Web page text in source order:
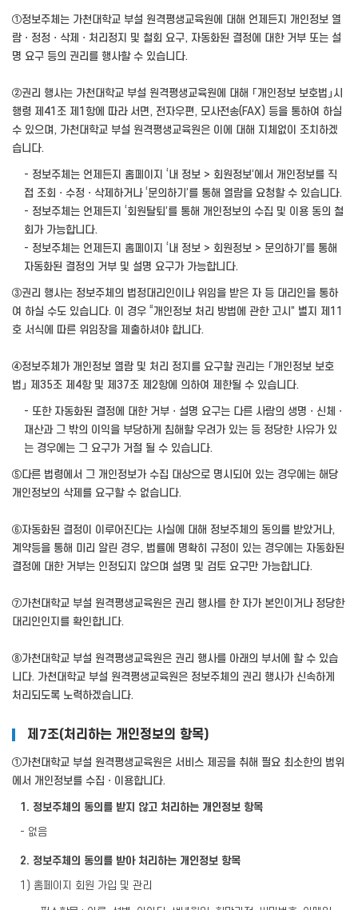
①정보주체는 가천대학교 부설 원격평생교육원에 대해 언제든지 개인정보 열
람ㆍ정정ㆍ삭제ㆍ처리정지 및 철회 요구, 자동화된 결정에 대한 거부 또는 설
명 요구 등의 권리를 행사할 수 있습니다.
②권리 행사는 가천대학교 부설 원격평생교육원에 대해 「개인정보 보호법」시
행령 제41조 제1항에 따라 서면, 전자우편, 모사전송(FAX) 등을 통하여 하실
수 있으며, 가천대학교 부설 원격평생교육원은 이에 대해 지체없이 조치하겠
습니다.
- 정보주체는 언제든지 홈페이지 ‘내 정보 > 회원정보’에서 개인정보를 직
접 조회ㆍ수정ㆍ삭제하거나 ‘문의하기’를 통해 열람을 요청할 수 있습니다.
- 정보주체는 언제든지 ‘회원탈퇴’를 통해 개인정보의 수집 및 이용 동의 철
회가 가능합니다.
- 정보주체는 언제든지 홈페이지 ‘내 정보 > 회원정보 > 문의하기’를 통해
자동화된 결정의 거부 및 설명 요구가 가능합니다.
③권리 행사는 정보주체의 법정대리인이나 위임을 받은 자 등 대리인을 통하
여 하실 수도 있습니다. 이 경우 “개인정보 처리 방법에 관한 고시” 별지 제11
호 서식에 따른 위임장을 제출하셔야 합니다.
④정보주체가 개인정보 열람 및 처리 정지를 요구할 권리는 「개인정보 보호
법」 제35조 제4항 및 제37조 제2항에 의하여 제한될 수 있습니다.
- 또한 자동화된 결정에 대한 거부ㆍ설명 요구는 다른 사람의 생명ㆍ신체ㆍ
재산과 그 밖의 이익을 부당하게 침해할 우려가 있는 등 정당한 사유가 있
는 경우에는 그 요구가 거절 될 수 있습니다.
⑤다른 법령에서 그 개인정보가 수집 대상으로 명시되어 있는 경우에는 해당
개인정보의 삭제를 요구할 수 없습니다.
⑥자동화된 결정이 이루어진다는 사실에 대해 정보주체의 동의를 받았거나,
계약등을 통해 미리 알린 경우, 법률에 명확히 규정이 있는 경우에는 자동화된
결정에 대한 거부는 인정되지 않으며 설명 및 검토 요구만 가능합니다.
⑦가천대학교 부설 원격평생교육원은 권리 행사를 한 자가 본인이거나 정당한
대리인인지를 확인합니다.
⑧가천대학교 부설 원격평생교육원은 권리 행사를 아래의 부서에 할 수 있습
니다. 가천대학교 부설 원격평생교육원은 정보주체의 권리 행사가 신속하게
처리되도록 노력하겠습니다.
제7조(처리하는 개인정보의 항목)
①가천대학교 부설 원격평생교육원은 서비스 제공을 취해 필요 최소한의 범위
에서 개인정보를 수집ㆍ이용합니다.
1. 정보주체의 동의를 받지 않고 처리하는 개인정보 항목
- 없음
2. 정보주체의 동의를 받아 처리하는 개인정보 항목
1) 홈페이지 회원 가입 및 관리